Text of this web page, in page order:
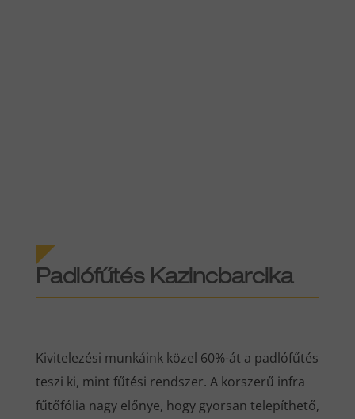
Padlófűtés Kazincbarcika
Kivitelezési munkáink közel 60%-át a padlófűtés
teszi ki, mint fűtési rendszer. A korszerű infra
fűtőfólia nagy előnye, hogy gyorsan telepíthető,